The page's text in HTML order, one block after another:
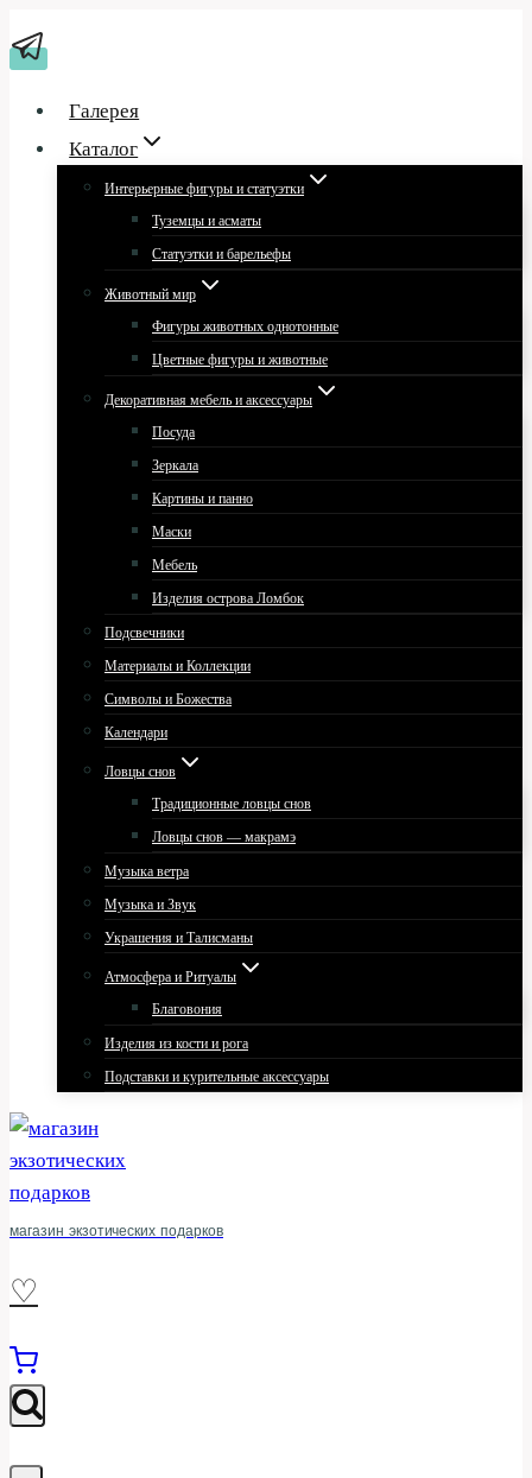
к
Галерея
Каталог
Интерьерные фигуры и статуэтки
Туземцы и асматы
Статуэтки и барельефы
Животный мир
Фигуры животных однотонные
Цветные фигуры и животные
Декоративная мебель и аксессуары
Посуда
Зеркала
Картины и панно
Маски
Мебель
Изделия острова Ломбок
Подсвечники
Материалы и Коллекции
Символы и Божества
Календари
Ловцы снов
Традиционные ловцы снов
Ловцы снов — макрамэ
Музыка ветра
Музыка и Звук
Украшения и Талисманы
Атмосфера и Ритуалы
Благовония
Изделия из кости и рога
Подставки и курительные аксессуары
магазин экзотических подарков
♡